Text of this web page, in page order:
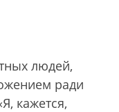
людей,
ради
кажется,